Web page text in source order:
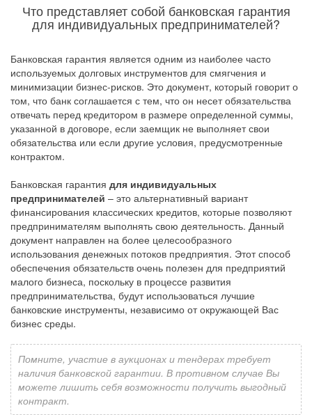
Что представляет собой банковская гарантия
для индивидуальных предпринимателей?
Банковская гарантия является одним из наиболее часто
используемых долговых инструментов для смягчения и
минимизации бизнес-рисков. Это документ, который говорит о
том, что банк соглашается с тем, что он несет обязательства
отвечать перед кредитором в размере определенной суммы,
указанной в договоре, если заемщик не выполняет свои
обязательства или если другие условия, предусмотренные
контрактом.
Банковская гарантия для индивидуальных
предпринимателей – это альтернативный вариант
финансирования классических кредитов, которые позволяют
предпринимателям выполнять свою деятельность. Данный
документ направлен на более целесообразного
использования денежных потоков предприятия. Этот способ
обеспечения обязательств очень полезен для предприятий
малого бизнеса, поскольку в процессе развития
предпринимательства, будут использоваться лучшие
банковские инструменты, независимо от окружающей Вас
бизнес среды.
Помните, участие в аукционах и тендерах требует
наличия банковской гарантии. В противном случае Вы
можете лишить себя возможности получить выгодный
контракт.